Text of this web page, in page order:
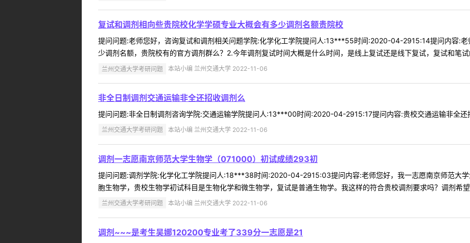
复试和调剂相向些贵院校化学学硕专业大概会有多少调剂名额贵院校
提问问题:老师您好，咨询复试和调剂相关问题学院:化学化工学院提问人:13***55时间:2020-04-2915:14提问内容:老
少调剂名额，贵院校有的官方调剂群么？2.今年调剂复试时间大概是什么时间，是线上复试还是线下复试，复试和笔
兰州交通大学考研问题 本站小编 兰州交通大学 2022-11-06
非全日制调剂交通运输非全还招收调剂么
提问问题:非全日制调剂咨询学院:交通运输学院提问人:13***00时间:2020-04-2915:17提问内容:贵校交通运输非全还
兰州交通大学考研问题 本站小编 兰州交通大学 2022-11-06
调剂一志愿南京师范大学生物学（071000）初试成绩293初
提问问题:调剂学院:化学化工学院提问人:18***38时间:2020-04-2915:03提问内容:老师您好，我一志愿南京师范大
胞生物学，贵校生物学初试科目是生物化学和微生物学，复试是普通生物学。我这样的符合贵校调剂要求吗？调剂希
兰州交通大学考研问题 本站小编 兰州交通大学 2022-11-06
调剂~~~是考生吴娜120200专业考了339分一志愿是21